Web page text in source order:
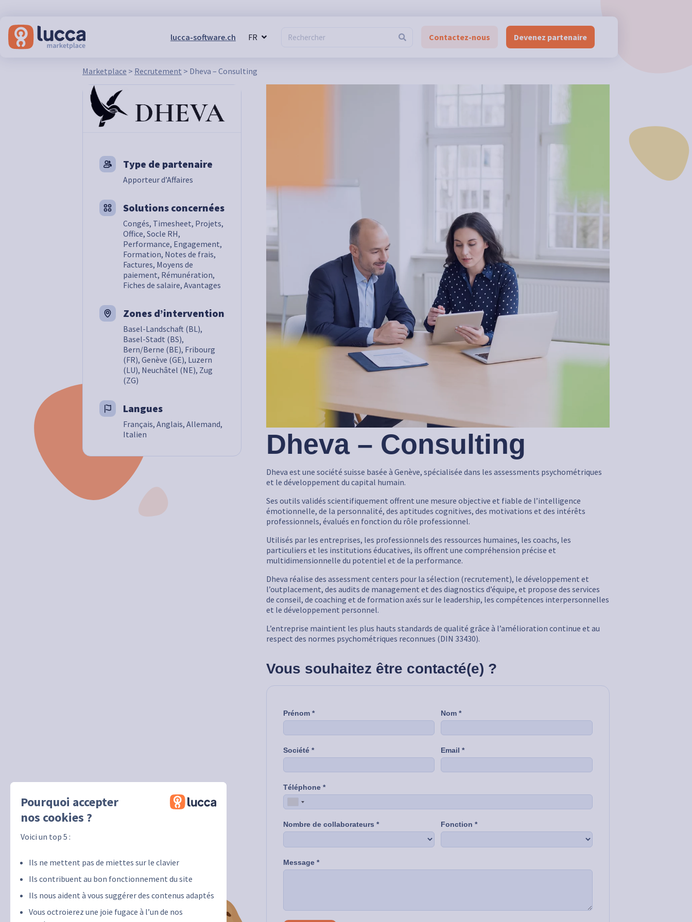
Pourquoi accepter
nos cookies ?
Voici un top 5 :
Ils ne mettent pas de miettes sur le clavier
Ils contribuent au bon fonctionnement du site
Ils nous aident à vous suggérer des contenus adaptés
Vous octroierez une joie fugace à l’un de nos
lucca-software.ch FR Contactez-nous Devenez partenaire
Marketplace > Recrutement > Dheva – Consulting
Type de partenaire
Apporteur d’Affaires
Solutions concernées
Congés, Timesheet, Projets,
Office, Socle RH,
Performance, Engagement,
Formation, Notes de frais,
Factures, Moyens de
paiement, Rémunération,
Fiches de salaire, Avantages
Zones d’intervention
Basel-Landschaft (BL),
Basel-Stadt (BS),
Bern/Berne (BE), Fribourg
(FR), Genève (GE), Luzern
(LU), Neuchâtel (NE), Zug
(ZG)
Langues
Français, Anglais, Allemand,
Italien
Dheva – Consulting
Dheva est une société suisse basée à Genève, spécialisée dans les assessments psychométriques
et le développement du capital humain.
Ses outils validés scientifiquement offrent une mesure objective et fiable de l’intelligence
émotionnelle, de la personnalité, des aptitudes cognitives, des motivations et des intérêts
professionnels, évalués en fonction du rôle professionnel.
Utilisés par les entreprises, les professionnels des ressources humaines, les coachs, les
particuliers et les institutions éducatives, ils offrent une compréhension précise et
multidimensionnelle du potentiel et de la performance.
Dheva réalise des assessment centers pour la sélection (recrutement), le développement et
l’outplacement, des audits de management et des diagnostics d’équipe, et propose des services
de conseil, de coaching et de formation axés sur le leadership, les compétences interpersonnelles
et le développement personnel.
L’entreprise maintient les plus hauts standards de qualité grâce à l’amélioration continue et au
respect des normes psychométriques reconnues (DIN 33430).
Vous souhaitez être contacté(e) ?